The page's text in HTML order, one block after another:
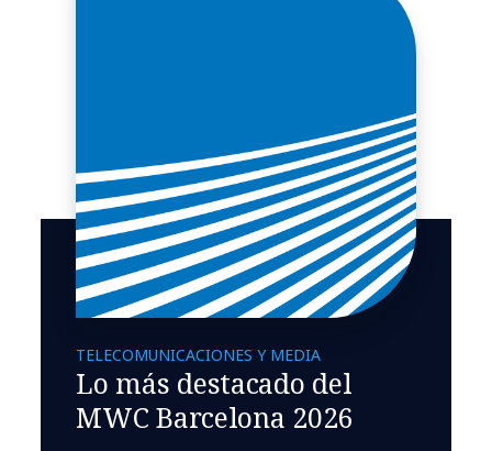
TELECOMUNICACIONES Y MEDIA
Lo más destacado del
MWC Barcelona 2026